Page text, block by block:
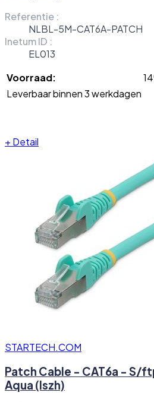
Referentie :
NLBL-5M-CAT6A-PATCH
Inetum ID :
EL013
Voorraad:
Leverbaar binnen 3 werkdagen
+ Detail
STARTECH.COM
Patch Cable - CAT6a - S/
Aqua (lszh)